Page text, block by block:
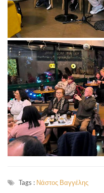
Tags : Νάστος Βαγγέλης